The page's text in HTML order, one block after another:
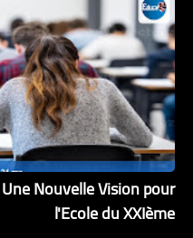
Nouvelle Vision pour
l'Ecole du XXIème